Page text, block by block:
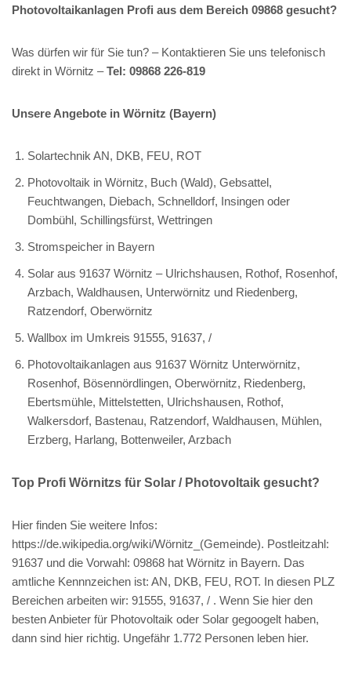
Photovoltaikanlagen Profi aus dem Bereich 09868 gesucht?
Was dürfen wir für Sie tun? – Kontaktieren Sie uns telefonisch
direkt in Wörnitz –Tel: 09868 226-819
Unsere Angebote in Wörnitz (Bayern)
Solartechnik AN, DKB, FEU, ROT
Photovoltaik in Wörnitz, Buch (Wald), Gebsattel,
Feuchtwangen, Diebach, Schnelldorf, Insingen oder
Dombühl, Schillingsfürst, Wettringen
Stromspeicher in Bayern
Solar aus 91637 Wörnitz – Ulrichshausen, Rothof, Rosenhof,
Arzbach, Waldhausen, Unterwörnitz und Riedenberg,
Ratzendorf, Oberwörnitz
Wallbox im Umkreis 91555, 91637, /
Photovoltaikanlagen aus 91637 Wörnitz Unterwörnitz,
Rosenhof, Bösennördlingen, Oberwörnitz, Riedenberg,
Ebertsmühle, Mittelstetten, Ulrichshausen, Rothof,
Walkersdorf, Bastenau, Ratzendorf, Waldhausen, Mühlen,
Erzberg, Harlang, Bottenweiler, Arzbach
Top Profi Wörnitzs für Solar / Photovoltaik gesucht?
Hier finden Sie weitere Infos:
https://de.wikipedia.org/wiki/Wörnitz_(Gemeinde). Postleitzahl:
91637 und die Vorwahl: 09868 hat Wörnitz in Bayern. Das
amtliche Kennnzeichen ist: AN, DKB, FEU, ROT. In diesen PLZ
Bereichen arbeiten wir: 91555, 91637, / . Wenn Sie hier den
besten Anbieter für Photovoltaik oder Solar gegoogelt haben,
dann sind hier richtig. Ungefähr 1.772 Personen leben hier.